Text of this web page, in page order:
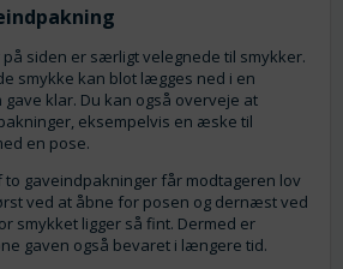
siden er særligt velegnede til smykker.
smykke kan blot lægges ned i en
gave klar. Du kan også overveje at
eksempelvis en æske til
en pose.
gaveindpakninger får modtageren lov
ved at åbne for posen og dernæst ved
smykket ligger så fint. Dermed er
gaven også bevaret i længere tid.